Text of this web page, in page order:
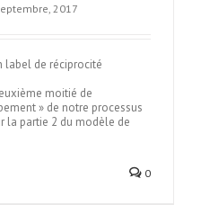
2017
label de réciprocité
moitié de
» de notre processus
la partie 2 du modèle de
0